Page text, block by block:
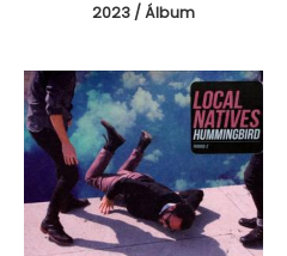
2023 / Álbum